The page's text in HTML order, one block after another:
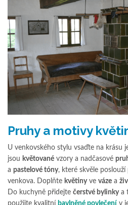
Pruhy a motivy
U venkovského stylu vsaďte na krásu
jsou květované vzory a nadčasové
a pastelové tóny, které skvěle
venkova. Doplňte květinyve váze a
Do kuchyně přidejte čerstvé bylinkya
použijte kvalitní bavlněné povlečení v